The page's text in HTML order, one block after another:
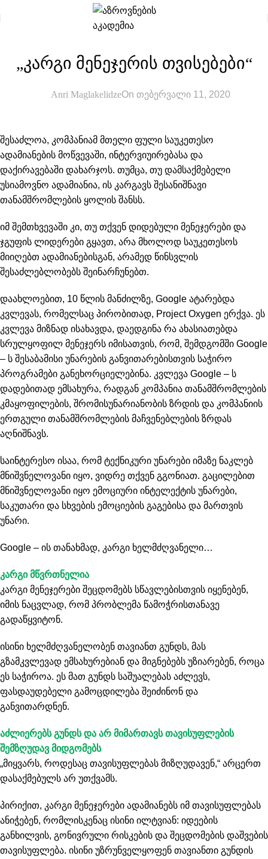
„კარგი მენეჯერის თვისებები“
Anri MaglakelidzeOn თებერვალი 11, 2020
შესაძლოა, კომპანიამ მთელი ფული საუკეთესო
ადამიანების მოწვევაში, ინტერვიუირებასა და
დაქირავებაში დახარჯოს. თუმცა, თუ დამსაქმებელი
უსიამოვნო ადამიანია, ის კარგავს შესანიშნავი
თანამშრომლების ყოლის შანსს.
იმ შემთხვევაში კი, თუ თქვენ დიდებული მენეჯერები და
ჯგუფის ლიდერები გყავთ, არა მხოლოდ საუკეთესოს
მიიღებთ ადამიანებისგან, არამედ წინსვლის
შესაძლებლობებს შეინარჩუნებთ.
დაახლოებით, 10 წლის მანძილზე, Google ატარებდა
კვლევას, რომელსაც პირობითად, Project Oxygen ერქვა. ეს
კვლევა მიზნად ისახავდა, დაედგინა რა ახასიათებდა
სრულყოფილ მენეჯერს იმისათვის, რომ, შემდგომში Google
– ს შესაბამისი უნარების განვითარებისთვის საჭირო
პროგრამები განეხორციელებინა. კვლევა Google – ს
დადებითად ემსახურა, რადგან კომპანია თანამშრომლების
კმაყოფილების, შრომისუნარიანობის ზრდის და კომპანიის
ერთგული თანამშრომლების მაჩვენებლების ზრდას
აღნიშნავს.
საინტერესო ისაა, რომ ტექნიკური უნარები იმაზე ნაკლებ
მნიშვნელოვანი იყო, ვიდრე თქვენ გგონიათ. გაცილებით
მნიშვნელოვანი იყო ემოციური ინტელექტის უნარები,
საკუთარი და სხვების ემოციების გაგებისა და მართვის
უნარი.
Google – ის თანახმად, კარგი ხელმძღვანელი…
კარგი მწვრთნელია
კარგი მენეჯერები შეცდომებს სწავლებისთვის იყენებენ,
იმის ნაცვლად, რომ პრობლემა წამოჭრისთანავე
გადაწყვიტონ.
ისინი ხელმძღვანელობენ თავიანთ გუნდს, მას
გზამკვლევად ემსახურებიან და მიგნებებს უზიარებენ, როცა
ეს საჭიროა. ეს მათ გუნდს საშუალებას აძლევს,
ფასდაუდებელი გამოცდილება შეიძინონ და
განვითარდნენ.
აძლიერებს გუნდს და არ მიმართავს თავისუფლების
შემზღუდავ მიდგომებს
„მიყვარს, როდესაც თავისუფლებას მიზღუდავენ,“ არცერთ
დასაქმებულს არ უთქვამს.
პირიქით, კარგი მენეჯერები ადამიანებს იმ თავისუფლებას
ანიჭებენ, რომლისკენაც ისინი ილტვიან: იდეების
განხილვის, გონივრული რისკების და შეცდომების დაშვების
თავისუფლება. ისინი უზრუნველყოფენ თავიანთი გუნდის